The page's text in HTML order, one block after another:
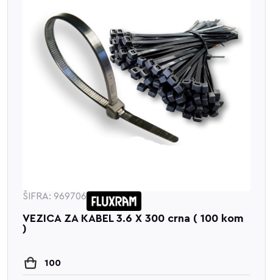
ŠIFRA: 969706
VEZICA ZA KABEL 3.6 X 300 crna ( 100 kom
)
100